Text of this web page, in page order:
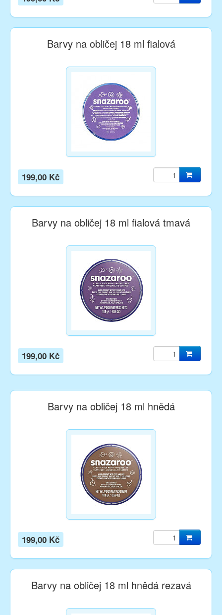
Barvy na obličej 18 ml fialová
199,00 Kč
Barvy na obličej 18 ml fialová tmavá
199,00 Kč
Barvy na obličej 18 ml hnědá
199,00 Kč
Barvy na obličej 18 ml hnědá rezavá